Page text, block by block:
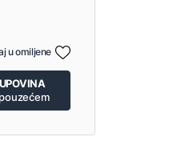
u omiljene